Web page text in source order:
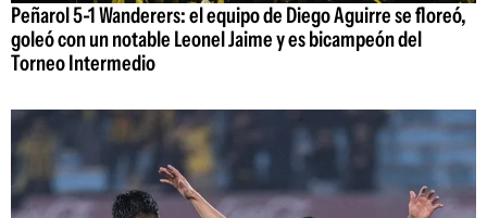
Peñarol 5-1 Wanderers: el equipo de Diego Aguirre se floreó,
goleó con un notable Leonel Jaime y es bicampeón del
Torneo Intermedio